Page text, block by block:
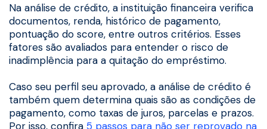
Na análise de crédito, a instituição financeira verifica
documentos, renda, histórico de pagamento,
pontuação do score, entre outros critérios. Esses
fatores são avaliados para entender o risco de
inadimplência para a quitação do empréstimo.
Caso seu perfil seu aprovado, a análise de crédito é
também quem determina quais são as condições de
pagamento, como taxas de juros, parcelas e prazos.
Por isso, confira 5 passos para não ser reprovado na